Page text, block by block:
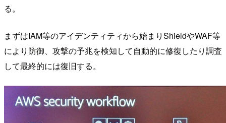
る。
まずはIAM等のアイデンティティから始まりShieldやWAF等
により防御、攻撃の予兆を検知して自動的に修復したり調査
して最終的には復旧する。